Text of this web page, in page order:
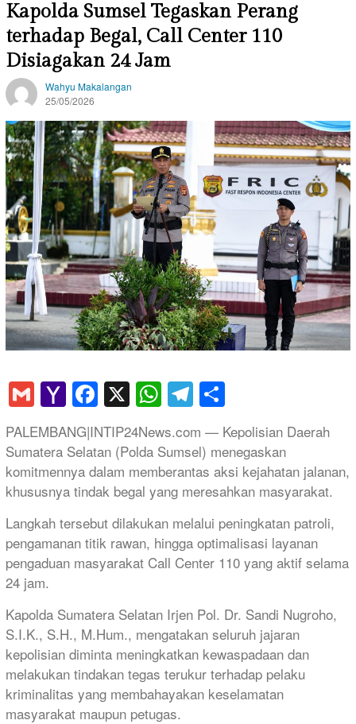
Kapolda Sumsel Tegaskan Perang
terhadap Begal, Call Center 110
Disiagakan 24 Jam
Wahyu Makalangan
25/05/2026
GmailYahoo
Mail
Facebook
X WhatsApp
Telegram
PALEMBANG|INTIP24News.com — Kepolisian Daerah
Sumatera Selatan (Polda Sumsel) menegaskan
komitmennya dalam memberantas aksi kejahatan jalanan,
khususnya tindak begal yang meresahkan masyarakat.
Langkah tersebut dilakukan melalui peningkatan patroli,
pengamanan titik rawan, hingga optimalisasi layanan
pengaduan masyarakat Call Center 110 yang aktif selama
24 jam.
Kapolda Sumatera Selatan Irjen Pol. Dr. Sandi Nugroho,
S.I.K., S.H., M.Hum., mengatakan seluruh jajaran
kepolisian diminta meningkatkan kewaspadaan dan
melakukan tindakan tegas terukur terhadap pelaku
kriminalitas yang membahayakan keselamatan
masyarakat maupun petugas.